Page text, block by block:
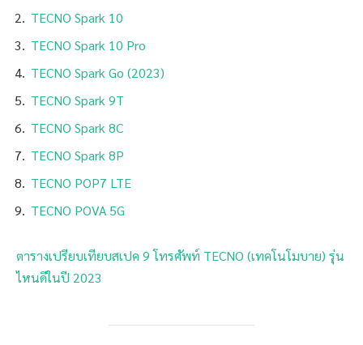
TECNO Spark 10
TECNO Spark 10 Pro
TECNO Spark Go (2023)
TECNO Spark 9T
TECNO Spark 8C
TECNO Spark 8P
TECNO POP7 LTE
TECNO POVA 5G
ตารางเปรียบเทียบสเปค 9 โทรศัพท์ TECNO (เทคโนโมบาย) รุ่น
ไหนดีในปี 2023